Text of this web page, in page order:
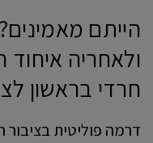
הייתם
ולאחריה איחוד
חרדי בראשון